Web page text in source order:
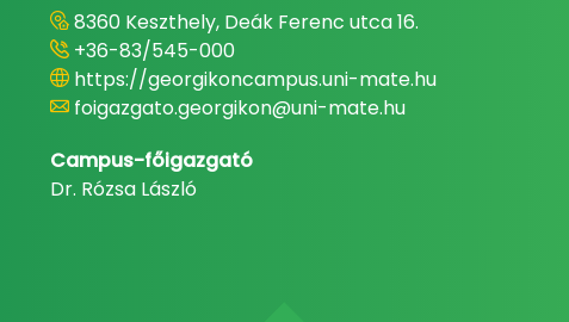
8360 Keszthely, Deák Ferenc utca 16.
+36-83/545-000
https://georgikoncampus.uni-mate.hu
foigazgato.georgikon@uni-mate.hu
Campus-főigazgató
Dr. Rózsa László